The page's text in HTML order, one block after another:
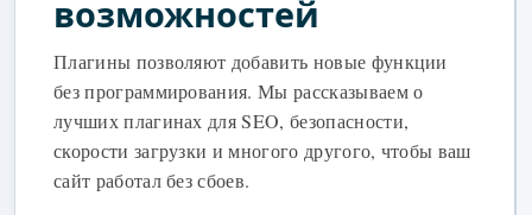
возможностей
Плагины позволяют добавить новые функции
без программирования. Мы рассказываем о
лучших плагинах для SEO, безопасности,
скорости загрузки и многого другого, чтобы ваш
сайт работал без сбоев.